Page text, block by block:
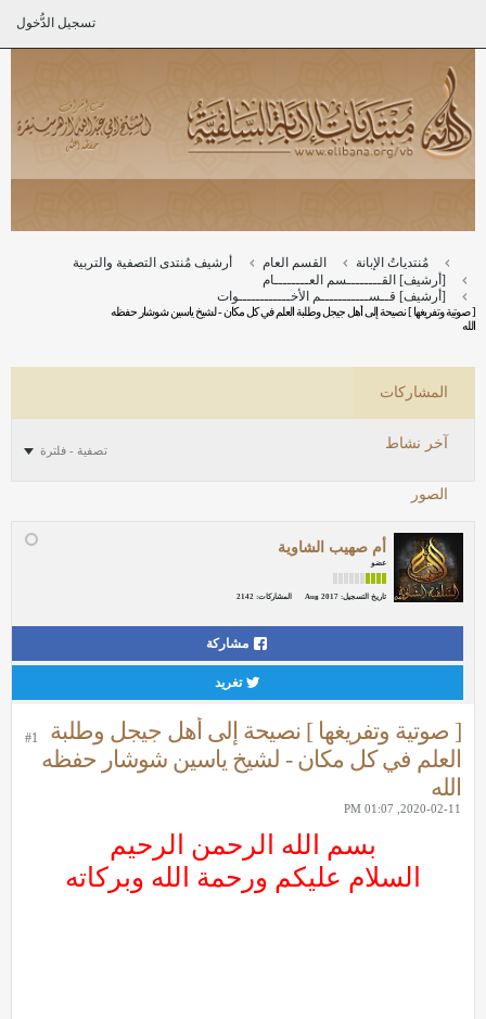
تسجيل الدُّخول
مُنتدياتُ الإبانة القسم العام
أرشيف مُنتدى التصفية والتربية
[أرشيف] القــــــــسم العــــــــام
[أرشيف] قــســـــــــــم الأخــــــــــــوات
[ صوتية وتفريغها ] نصيحة إلى أهل جيجل وطلبة العلم في كل مكان - لشيخ ياسين شوشار حفظه
الله
المشاركات
آخر نشاط
الصور
تصفية - فلترة
أم صهيب الشاوية
عضو
تاريخ التسجيل: Aug 2017 المشاركات: 2142
مشاركة
تغريد
#1
[ صوتية وتفريغها ] نصيحة إلى أهل جيجل وطلبة
العلم في كل مكان - لشيخ ياسين شوشار حفظه
الله
2020-02-11, 01:07 PM
بسم الله الرحمن الرحيم
السلام عليكم ورحمة الله وبركاته